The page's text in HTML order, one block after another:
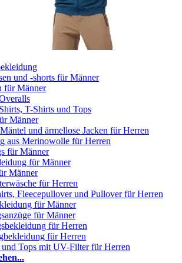
und -shorts für Männer
für Männer
T-Shirts und Tops
Männer
und ärmellose Jacken für Herren
aus Merinowolle für Herren
für Männer
für Männer
Männer
für Herren
Fleecepullover und Pullover für Herren
für Männer
für Männer
für Herren
für Herren
und Tops mit UV-Filter für Herren